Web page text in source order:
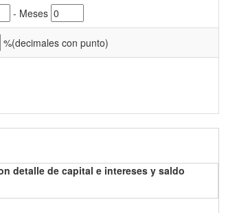
- Meses
%(decimales con punto)
detalle de capital e intereses y saldo